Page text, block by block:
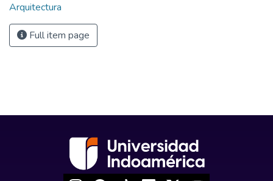
Arquitectura
Full item page